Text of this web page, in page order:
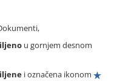
u gornjem desnom
i označena ikonom